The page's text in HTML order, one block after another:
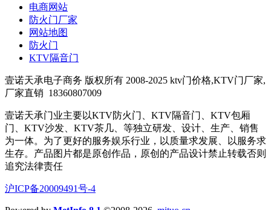
电商网站
防火门厂家
网站地图
防火门
KTV隔音门
壹诺天承电子商务 版权所有 2008-2025 ktv门价格,KTV门厂家,
厂家直销 18360807009
壹诺天承门业主要以KTV防火门、KTV隔音门、KTV包厢
门、KTV沙发、KTV茶几、等独立研发、设计、生产、销售
为一体。为了更好的服务娱乐行业，以质量求发展、以服务求
生存。产品图片都是原创作品，原创的产品设计禁止转载否则
追究法律责任
沪ICP备20009491号-4